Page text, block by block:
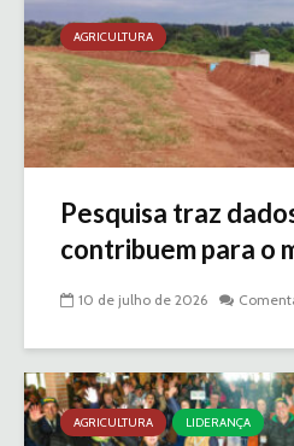
AGRICULTURA
Pesquisa traz
contribuem para o
10 de julho de 2026
AGRICULTURA LIDERANÇA